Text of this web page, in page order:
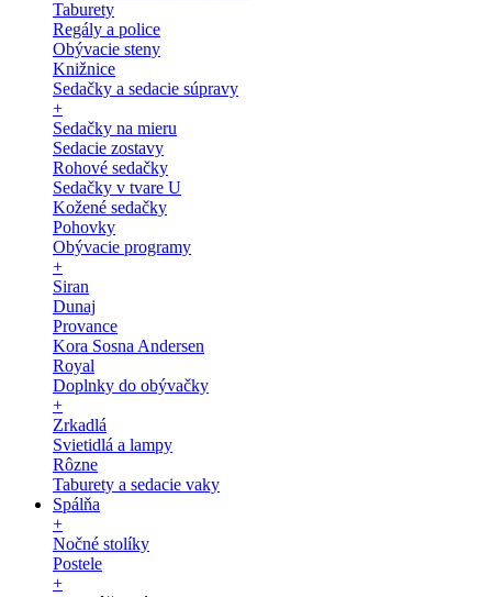
Taburety
Regály a police
Obývacie steny
Knižnice
Sedačky a sedacie súpravy
+
Sedačky na mieru
Sedacie zostavy
Rohové sedačky
Sedačky v tvare U
Kožené sedačky
Pohovky
Obývacie programy
+
Siran
Dunaj
Provance
Kora Sosna Andersen
Royal
Doplnky do obývačky
+
Zrkadlá
Svietidlá a lampy
Rôzne
Taburety a sedacie vaky
Spálňa
+
Nočné stolíky
Postele
+